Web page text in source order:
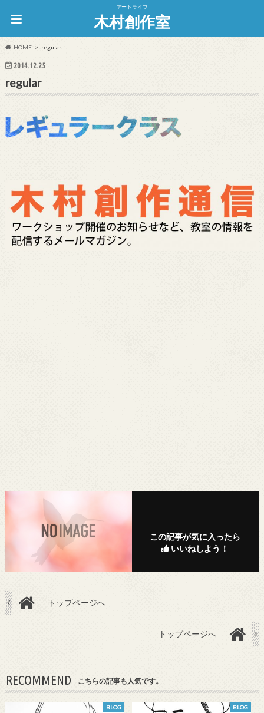
アートライフ
木村創作室
HOME regular
2014.12.25
regular
この記事が気に入ったら
いいねしよう！
トップページへ
トップページへ
RECOMMEND こちらの記事も人気です。
BLOG BLOG